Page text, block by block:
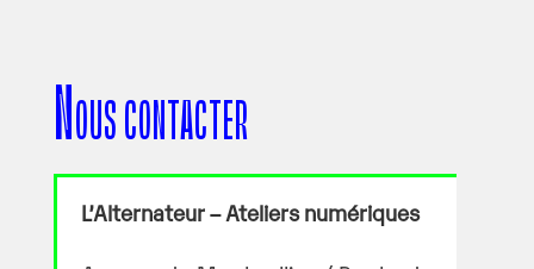
Nous contacter
L’Alternateur – Ateliers numériques